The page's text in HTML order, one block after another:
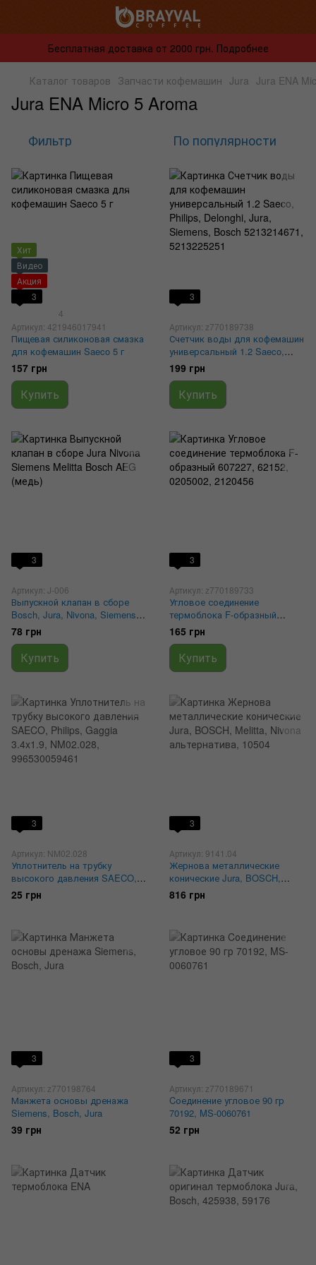
Бесплатная доставка от 2000 грн. Подробнее
Каталог товаров Запчасти кофемашин Jura Jura ENA
Jura ENA Micro 5 Aroma
Фильтр По популярности
Хит
Видео
Акция
3
4
Артикул: 421946017941
Пищевая силиконовая смазка
для кофемашин Saeco 5 г
157 грн
Купить
3
Артикул: z770189738
Счетчик воды для кофемашин
универсальный 1.2 Saeco,
Philips, Delonghi, Jura,
Siemens, Bosch 5213214671,
5213225251
199 грн
Купить
3
Артикул: J-006
Выпускной клапан в сборе
Bosch, Jura, Nivona, Siemens,
Melitta, AEG (медь) J4/20
78 грн
Купить
3
Артикул: z770189733
Угловое соединение
термоблока F-образный
607227, 62152, 0205002,
2120456
165 грн
Купить
3
Артикул: NM02.028
Уплотнитель на трубку
высокого давления SAECO,
Philips, Gaggia 3.4x1.9,
NM02.028, 996530059461
25 грн
3
Артикул: 9141.04
Жернова металлические
конические Jura, BOSCH,
Melitta, Nivona альтернатива,
10504
816 грн
3
Артикул: z770198764
Манжета основы дренажа
Siemens, Bosch, Jura
39 грн
3
Артикул: z770189671
Cоединение угловое 90 гр
70192, MS-0060761
52 грн